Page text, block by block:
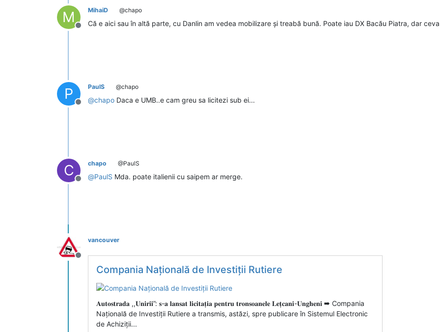
M
Deconectat
MihaiD @chapo
Că e aici sau în altă parte, cu Danlin am vedea mobilizare și treabă bună. Poate iau DX Bacău Piatra, dar
P
Deconectat
PaulS @chapo
@chapo Daca e UMB..e cam greu sa licitezi sub ei...
C
Deconectat
chapo @PaulS
@PaulS Mda. poate italienii cu saipem ar merge.
Deconectat
vancouver
Compania Națională de Investiții Rutiere
𝐀𝐮𝐭𝐨𝐬𝐭𝐫𝐚𝐝𝐚 ,,𝐔𝐧𝐢𝐫𝐢𝐢”: 𝐬-𝐚 𝐥𝐚𝐧𝐬𝐚𝐭 𝐥𝐢𝐜𝐢𝐭𝐚𝐭̦𝐢𝐚 𝐩𝐞𝐧𝐭𝐫𝐮 𝐭𝐫𝐨𝐧𝐬𝐨𝐚𝐧𝐞𝐥𝐞 𝐋𝐞𝐭̦𝐜𝐚𝐧𝐢-𝐔𝐧𝐠𝐡𝐞𝐧𝐢 ➡ Compania
Națională de Investiții Rutiere a transmis, astăzi, spre publicare în Sistemul Electronic
de Achiziții...